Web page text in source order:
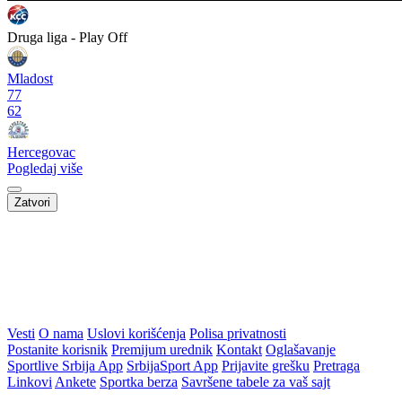
Druga liga - Play Off
Mladost
77
62
Hercegovac
Pogledaj više
Zatvori
Vesti O nama Uslovi korišćenja Polisa privatnosti
Postanite korisnik Premijum urednik Kontakt Oglašavanje
Sportlive Srbija App SrbijaSport App Prijavite grešku Pretraga
Linkovi Ankete Sportka berza Savršene tabele za vaš sajt